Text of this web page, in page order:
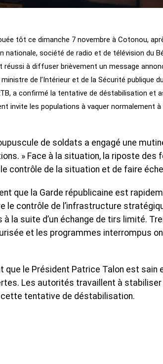
tôt ce dimanche 7 novembre à Cotonou,
nationale, société de radio et de télévision du
à diffuser brièvement un message
de l’Intérieur et de la Sécurité publique
a confirmé la tentative de déstabilisation et
invite les populations à vaquer normalement
de soldats a engagé une
» Face à la situation, la riposte des
contrôle de la situation et de faire
que la Garde républicaine est
le contrôle de l’infrastructure
la suite d’un échange de tirs limité.
et les programmes interrompus
que le Président Patrice Talon est sain
Les autorités travaillent à
tentative de déstabilisation.